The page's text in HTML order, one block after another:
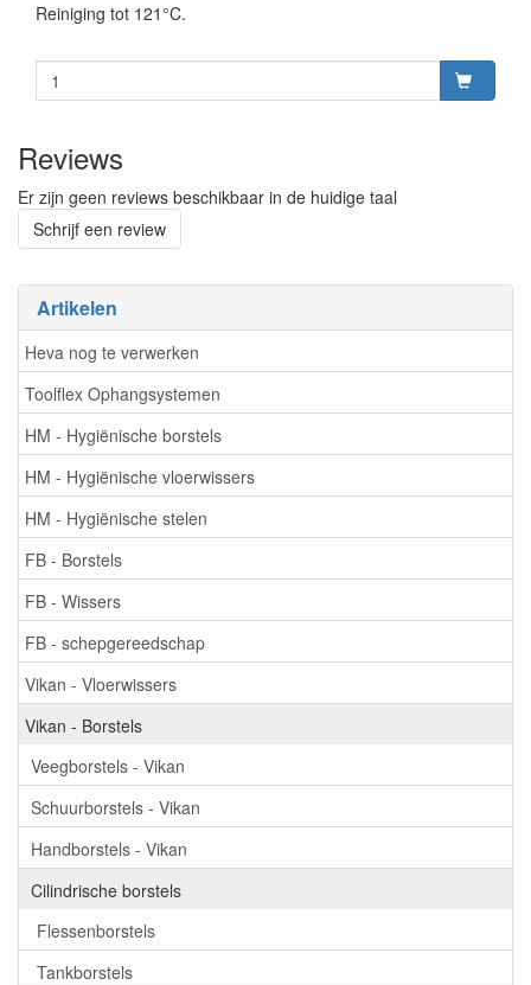
Artikelen
Heva nog te verwerken
Toolflex Ophangsystemen
HM - Hygiënische borstels
HM - Hygiënische vloerwissers
HM - Hygiënische stelen
FB - Borstels
FB - Wissers
FB - schepgereedschap
Vikan - Vloerwissers
Vikan - Borstels
Veegborstels - Vikan
Schuurborstels - Vikan
Handborstels - Vikan
Cilindrische borstels
Flessenborstels
Tankborstels
Reiniging tot 121°C.
Reviews
Er zijn geen reviews beschikbaar in de huidige taal
Schrijf een review